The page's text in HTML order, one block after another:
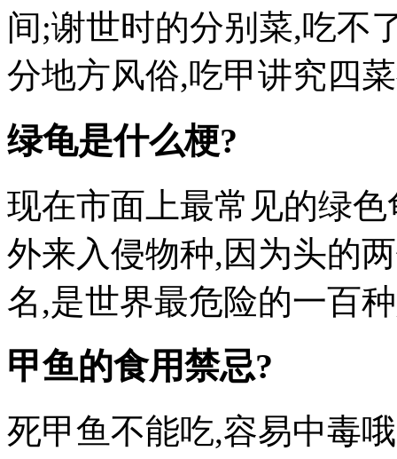
间;谢世时的分别菜,吃不
分地方风俗,吃甲讲究四
绿龟是什么梗?
现在市面上最常见的绿
外来入侵物种,因为头的
名,是世界最危险的一百
甲鱼的食用禁忌?
死甲鱼不能吃,容易中毒